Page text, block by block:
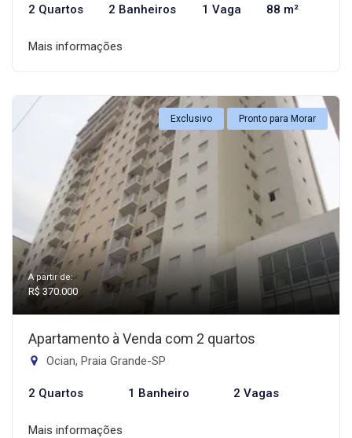
2 Quartos 2 Banheiros 1 Vaga 88 m²
Mais informações
Exclusivo Pronto para Morar
A partir de:
R$ 370.000
Apartamento à Venda com 2 quartos
Ocian, Praia Grande-SP
2 Quartos 1 Banheiro 2 Vagas
Mais informações